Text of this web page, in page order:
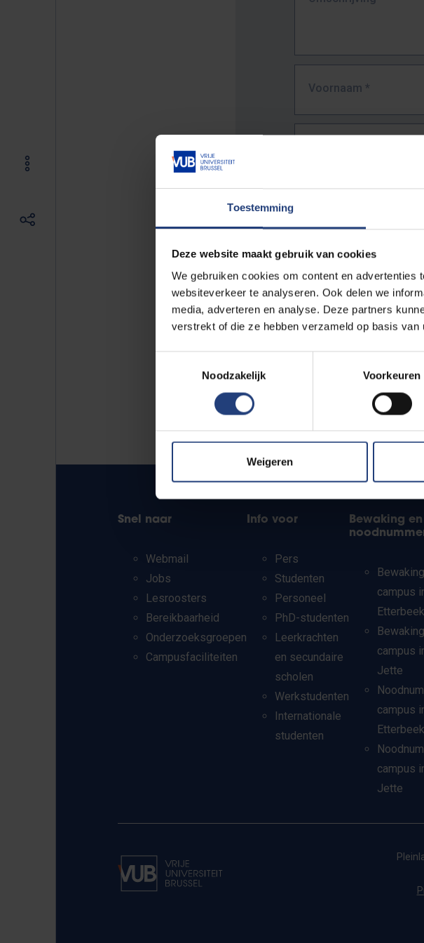
Toestemming
Deze website maakt gebruik van cookies
We gebruiken cookies om content en
websiteverkeer te analyseren. Ook delen we
media, adverteren en analyse. Deze partners
verstrekt of die ze hebben verzameld op basis
Noodzakelijk
Voorkeuren
Weigeren
Voornaam *
URL*
De volledige URL van de pagina
Bv. https://www.vub.be/nl/
Snel naar
Webmail
Jobs
Lesroosters
Bereikbaarheid
Onderzoeksgroepen
Campusfaciliteiten
Info voor
Pers
Studenten
Personeel
PhD-studenten
Leerkrachten
en secundaire
scholen
Werkstudenten
Internationale
studenten
Bewaking en
Bewaking
campus
Etterbeek
Bewaking
campus
Jette
campus
Etterbeek
campus
Jette